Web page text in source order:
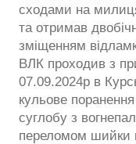
сходами на
та отримав
зміщенням
ВЛК проходив з
07.09.2024р в
кульове
суглобу з
переломом шийки